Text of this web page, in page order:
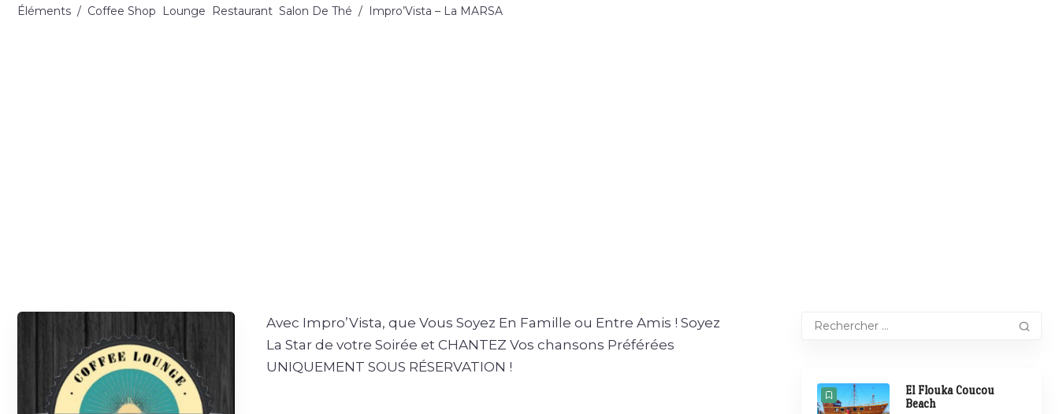
Éléments / Coffee Shop Lounge Restaurant Salon De Thé / Impro’Vista – La MARSA
Avec Impro’Vista, que Vous Soyez En Famille ou Entre Amis ! Soyez
La Star de votre Soirée et CHANTEZ Vos chansons Préférées
UNIQUEMENT SOUS RÉSERVATION !
El Flouka Coucou
Beach